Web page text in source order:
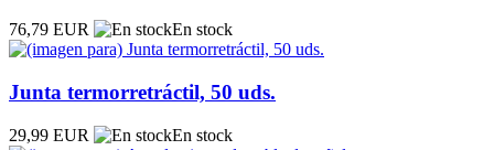
76,79 EUR En stock
Junta termorretráctil, 50 uds.
29,99 EUR En stock